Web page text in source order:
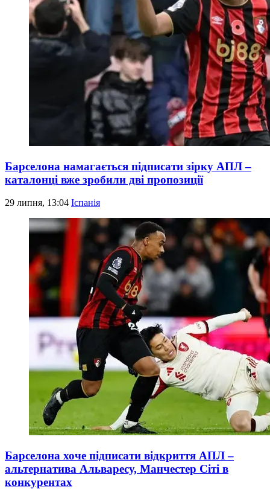
Барселона намагається підписати зірку АПЛ –
каталонці вже зробили дві пропозиції
29 липня, 13:04 Іспанія
Барселона хоче підписати відкриття АПЛ –
альтернатива Альваресу, Манчестер Сіті в
конкурентах